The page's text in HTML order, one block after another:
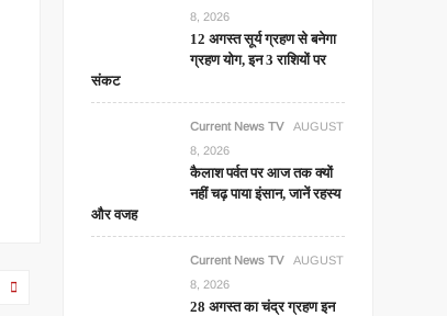
8, 2026
12 अगस्त सूर्य ग्रहण से बनेगा
ग्रहण योग, इन 3 राशियों पर
संकट
Current News TV
AUGUST
8, 2026
कैलाश पर्वत पर आज तक क्यों
नहीं चढ़ पाया इंसान, जानें रहस्य
और वजह
Current News TV
AUGUST
8, 2026
28 अगस्त का चंद्र ग्रहण इन